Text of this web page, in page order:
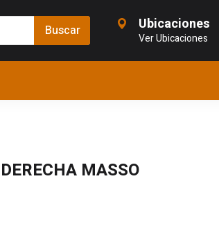
Ubicaciones
Ver Ubicaciones
MASSO